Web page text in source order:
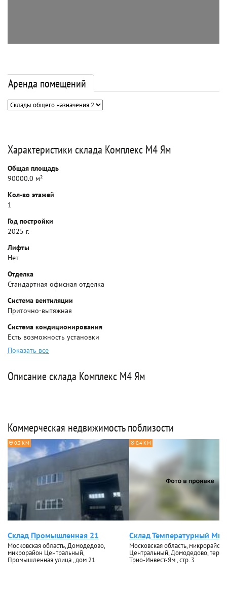
Аренда помещений
Характеристики склада Комплекс М4 Ям
Общая площадь
90000.0 м²
Кол-во этажей
1
Год постройки
2025 г.
Лифты
Нет
Отделка
Стандартная офисная отделка
Система вентиляции
Приточно-вытяжная
Система кондиционирования
Есть возможность установки
Показать все
Описание склада Комплекс М4 Ям
Коммерческая недвижимость поблизости
0.3 КМ
Склад Промышленная 21
Московская область, Домодедово,
микрорайон Центральный,
Промышленная улица , дом 21
0.4 КМ
Склад Температурный Мир
Московская область, микрорайон
Центральный, Домодедово,
Трио-Инвест-Ям , стр. 3